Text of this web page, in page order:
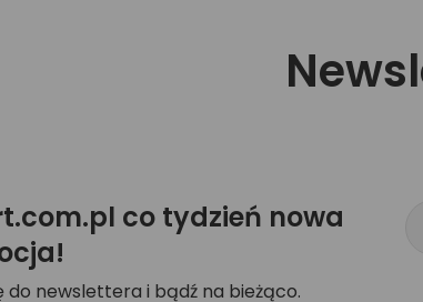
co tydzień nowa
do newslettera i bądź na bieżąco.